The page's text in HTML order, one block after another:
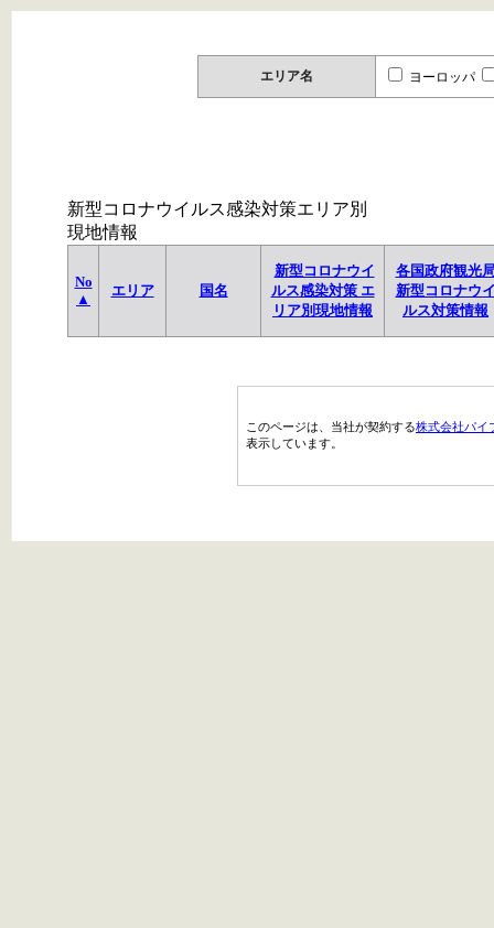
エリア名 ヨーロッパ
新型コロナウイルス感染対策エリア別
現地情報
No
▲
エリア 国名
新型コロナウイ
ルス感染対策 エ
リア別現地情報
各国政府観光
新型コロナウ
ルス対策情報
このページは、当社が契約する株式会社パイ
表示しています。